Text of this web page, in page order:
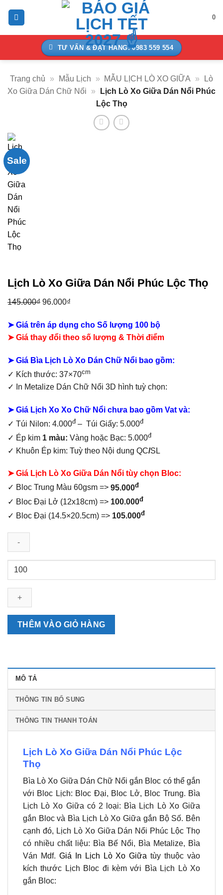
0
TƯ VẤN & ĐẶT HÀNG: 0983 559 554
Trang chủ » Mẫu Lịch » MẪU LỊCH LÒ XO GIỮA »
Lò
Xo Giữa Dán Chữ Nổi
»
Lịch Lò Xo Giữa Dán Nổi Phúc
Lộc Thọ
Sale
Lịch Lò Xo Giữa Dán Nổi Phúc Lộc Thọ
145.000₫ Giá
là:
145.000₫.
96.000₫
tại
là:
➤ Giá trên áp dụng cho Số lượng 100 bộ
➤ Giá thay đổi theo số lượng & Thời điểm
➤ Giá Bìa Lịch Lò Xo Dán Chữ Nổi bao gồm:
✓ Kích thước: 37×70cm
✓ In Metalize Dán Chữ Nổi 3D hình tuỳ chọn:
➤ Giá Lịch Xo Xo Chữ Nổi chưa bao gồm Vat và:
✓ Túi Nilon: 4.000đ – Túi Giấy: 5.000đ
✓ Ép kim 1 màu: Vàng hoặc Bạc: 5.000đ
✓ Khuôn Ép kim: Tuỳ theo Nội dung QC/SL
➤ Giá Lịch Lò Xo Giữa Dán Nổi tùy chọn Bloc:
✓ Bloc Trung Màu 60gsm => 95.000đ
✓ Bloc Đại Lở (12x18cm) => 100.000đ
✓ Bloc Đại (14.5×20.5cm) => 105.000đ
Lịch
Xo
Giữa
Nổi
Phúc
số
lượng
THÊM VÀO GIỎ HÀNG
MÔ TẢ
THÔNG TIN BỔ SUNG
THÔNG TIN THANH TOÁN
Lịch Lò Xo Giữa Dán Nổi Phúc Lộc
Thọ
Bìa Lò Xo Giữa Dán Chữ Nổi gắn Bloc có thể gắn
với Bloc Lịch: Bloc Đại, Bloc Lở, Bloc Trung. Bìa
Lịch Lò Xo Giữa có 2 loại: Bìa Lịch Lò Xo Giữa
gắn Bloc và Bìa Lịch Lò Xo Giữa gắn Bộ Số. Bên
cạnh đó, Lịch Lò Xo Giữa Dán Nổi Phúc Lộc Thọ
có nhiều chất liệu: Bìa Bế Nổi, Bìa Metalize, Bìa
Ván Mdf. Giá In Lịch Lò Xo Giữa tùy thuộc vào
kích thước Lịch Bloc đi kèm với Bìa Lịch Lò Xo
gắn Bloc: